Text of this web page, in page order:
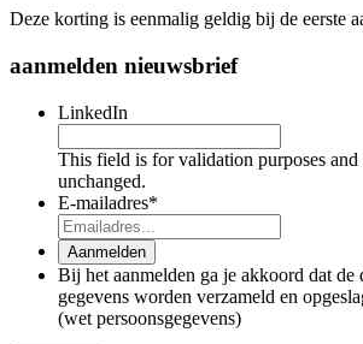
Deze korting is eenmalig geldig bij de eerste
aanmelden nieuwsbrief
LinkedIn
This field is for validation purposes
unchanged.
E-mailadres*
Aanmelden
Bij het aanmelden ga je akkoord dat de
gegevens worden verzameld en
(wet persoonsgegevens)